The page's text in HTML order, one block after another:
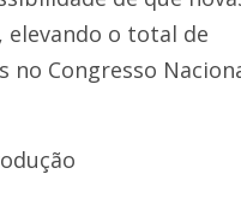
elevando o total de
no Congresso